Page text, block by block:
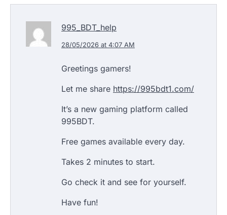
995_BDT_help
28/05/2026 at 4:07 AM
Greetings gamers!
Let me share https://995bdt1.com/
It’s a new gaming platform called
995BDT.
Free games available every day.
Takes 2 minutes to start.
Go check it and see for yourself.
Have fun!